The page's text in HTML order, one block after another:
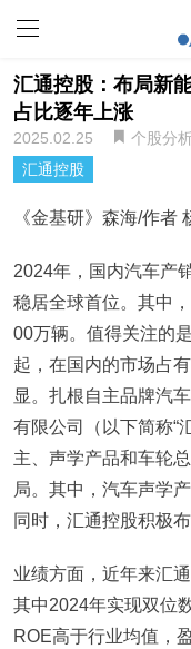
汇通控股：布局新
占比逐年上涨
2025.02.25 个股分
汇通控股
《金基研》森海/作者
2024年，国内汽车产
稳居全球首位。其中
00万辆。值得关注的
起，在国内的市场占
显。扎根自主品牌汽
有限公司（以下简称“
主、声学产品和车轮
局。其中，汽车声学
同时，汇通控股积极
业绩方面，近年来汇
其中2024年实现双位
ROE高于行业均值，